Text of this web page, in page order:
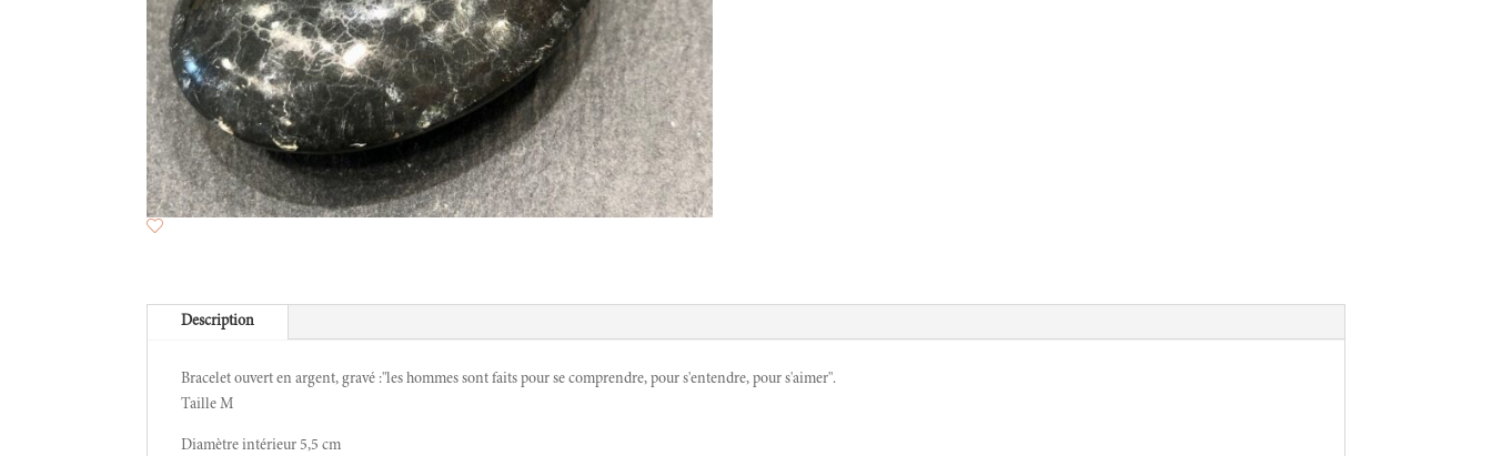
Description
Bracelet ouvert en argent, gravé :"les hommes sont faits pour se comprendre, pour s'entendre, pour s'aimer".
Taille M
Diamètre intérieur 5,5 cm